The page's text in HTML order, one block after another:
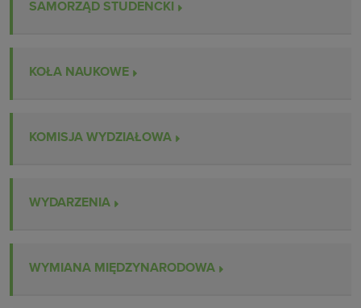
SAMORZĄD STUDENCKI
KOŁA NAUKOWE
KOMISJA WYDZIAŁOWA
WYDARZENIA
WYMIANA MIĘDZYNARODOWA